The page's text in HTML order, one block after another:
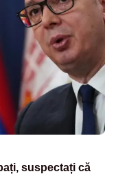
suspectați că